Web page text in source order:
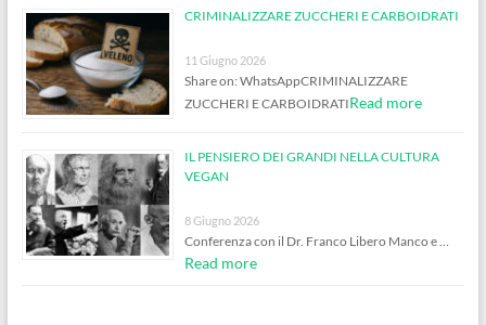
CRIMINALIZZARE ZUCCHERI E CARBOIDRATI
11 Giugno 2026
Share on: WhatsAppCRIMINALIZZARE
ZUCCHERI E CARBOIDRATIRead more
IL PENSIERO DEI GRANDI NELLA CULTURA
VEGAN
8 Giugno 2026
Conferenza con il Dr. Franco Libero Manco e …
Read more